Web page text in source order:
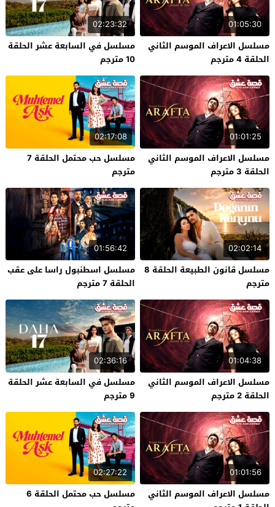
01:05:30
مسلسل الاعراف الموسم الثاني
الحلقة 4 مترجم
02:23:32
مسلسل في السابعة عشر الحلقة
10 مترجم
01:01:25
مسلسل الاعراف الموسم الثاني
الحلقة 3 مترجم
02:17:08
مسلسل حب محتمل الحلقة 7
مترجم
02:02:14
مسلسل قانون الطبيعة الحلقة 8
مترجم
01:56:42
مسلسل اسطنبول راسا على عقب
الحلقة 7 مترجم
01:04:38
مسلسل الاعراف الموسم الثاني
الحلقة 2 مترجم
02:36:16
مسلسل في السابعة عشر الحلقة
9 مترجم
01:01:56
مسلسل الاعراف الموسم الثاني
02:27:22
مسلسل حب محتمل الحلقة 6